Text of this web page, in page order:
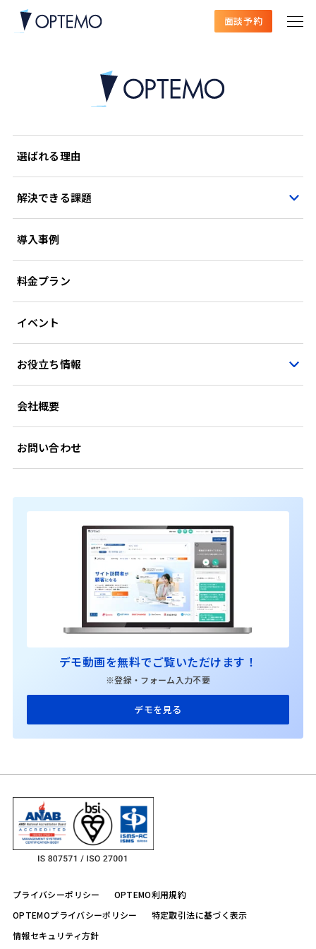
面談予約
選ばれる理由
解決できる課題
導入事例
料金プラン
イベント
お役立ち情報
会社概要
お問い合わせ
デモ動画を無料でご覧いただけます！
※登録・フォーム入力不要
デモを見る
プライバシーポリシー
OPTEMO利用規約
OPTEMOプライバシーポリシー
特定取引法に基づく表示
情報セキュリティ方針